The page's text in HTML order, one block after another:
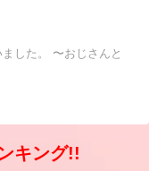
した。 〜おじさんと
キング!!